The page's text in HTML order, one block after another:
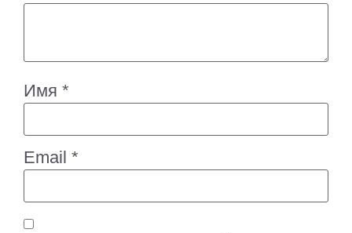
Имя *
Email *